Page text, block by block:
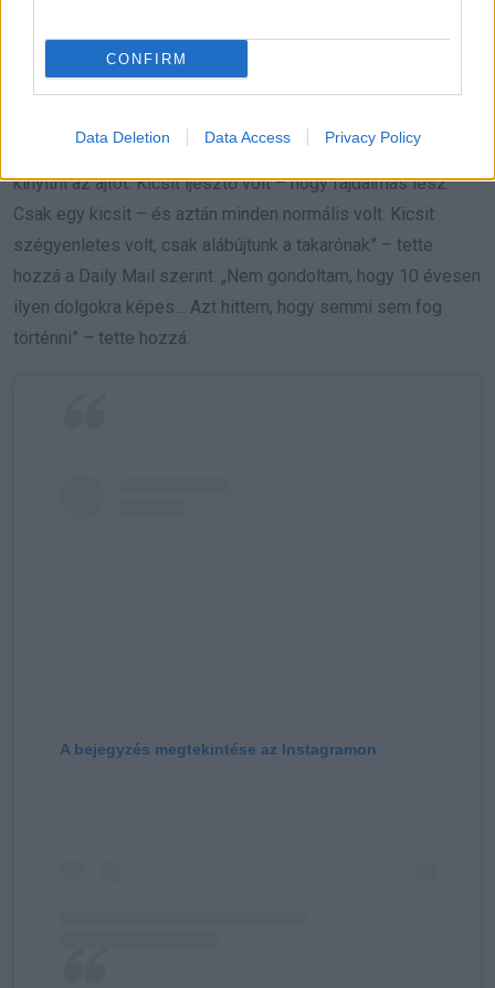
CONFIRM
Data Deletion Data Access Privacy Policy
a tévéműsorban, amelyben szerepeltek. Azt mondta, hogy
akkor voltak együtt, amikor a férfi anyja nem volt otthon.
az ajtót, a kulcsot a zárban hagyva, így az anyja nem tudta
kinyitni az ajtót. Kicsit ijesztő volt – hogy fájdalmas lesz.
Csak egy kicsit – és aztán minden normális volt. Kicsit
szégyenletes volt, csak alábújtunk a takarónak” – tette
hozzá a Daily Mail szerint. „Nem gondoltam, hogy 10 évesen
ilyen dolgokra képes… Azt hittem, hogy semmi sem fog
történni” – tette hozzá.
A bejegyzés megtekintése az Instagramon